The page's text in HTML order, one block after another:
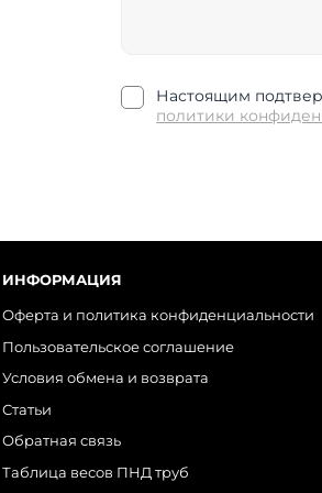
Настоящим
политики
ИНФОРМАЦИЯ
Оферта и политика конфиденциальности
Пользовательское соглашение
Условия обмена и возврата
Статьи
Обратная связь
Таблица весов ПНД труб